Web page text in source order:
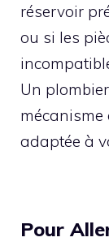
réservoir
ou si les
Un
mécanisme
adaptée à
Pour